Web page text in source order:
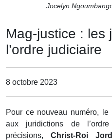
Jocelyn
Mag-justice : les
l’ordre judiciaire
8 octobre 2023
Pour ce nouveau numéro, le
aux juridictions de
précisions, Christ-Roi